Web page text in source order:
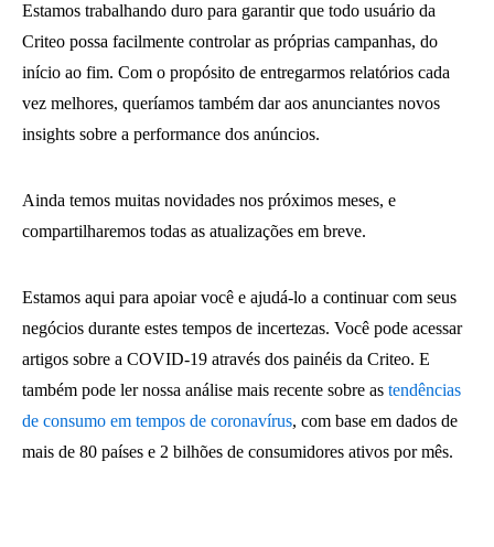
Estamos trabalhando duro para garantir que todo usuário da
Criteo possa facilmente controlar as próprias campanhas, do
início ao fim. Com o propósito de entregarmos relatórios cada
vez melhores, queríamos também dar aos anunciantes novos
insights sobre a performance dos anúncios.
Ainda temos muitas novidades nos próximos meses, e
compartilharemos todas as atualizações em breve.
Estamos aqui para apoiar você e ajudá-lo a continuar com seus
negócios durante estes tempos de incertezas. Você pode acessar
artigos sobre a COVID-19 através dos painéis da Criteo. E
também pode ler nossa análise mais recente sobre as tendências
de consumo em tempos de coronavírus, com base em dados de
mais de 80 países e 2 bilhões de consumidores ativos por mês.